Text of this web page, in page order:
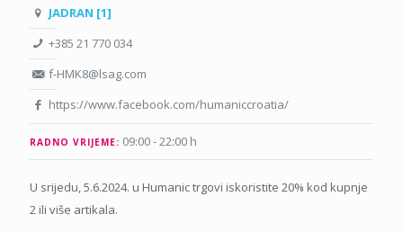
JADRAN [1]
+385 21 770 034
f-HMK8@lsag.com
https://www.facebook.com/humaniccroatia/
RADNO VRIJEME: 09:00 - 22:00 h
U srijedu, 5.6.2024. u Humanic trgovi iskoristite 20% kod kupnje
2 ili više artikala.